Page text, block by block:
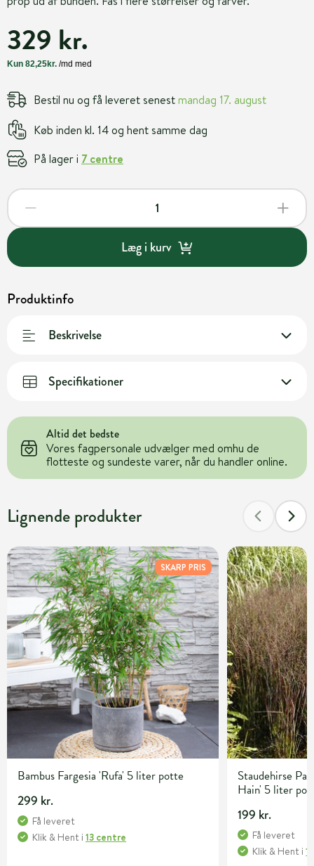
329 kr.
Bestil nu og få leveret senestmandag 17. august
Køb inden kl. 14 og hent samme dag
På lager i 7 centre
Læg i kurv
Produktinfo
Beskrivelse
Specifikationer
Altid det bedste
Vores fagpersonale udvælger med omhu de
flotteste og sundeste varer, når du handler online.
Lignende produkter
SKARP PRIS
Bambus Fargesia 'Rufa' 5 liter potte
299 kr.
Få leveret
Klik & Hent i 13 centre
Staudehirse
Hain' 5 liter
199 kr.
Få leveret
Klik & Hent i